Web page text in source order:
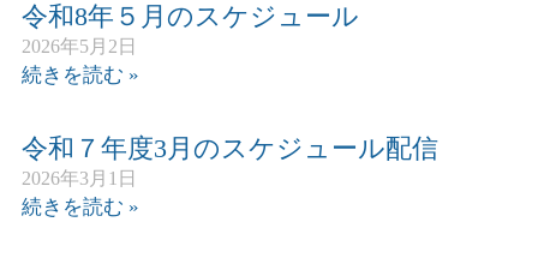
令和8年５月のスケジュール
2026年5月2日
続きを読む »
令和７年度3月のスケジュール配信
2026年3月1日
続きを読む »